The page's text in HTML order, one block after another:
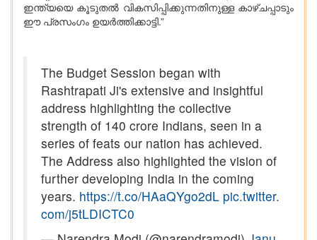
ഇന്ത്യയെ കൂടുതൽ വികസിപ്പിക്കുന്നതിനുള്ള കാഴ്ചപ്പാടും
ഈ പ്രസംഗം ഉയർത്തിക്കാട്ടി.”
The Budget Session began with
Rashtrapati Ji's extensive and insightful
address highlighting the collective
strength of 140 crore Indians, seen in a
series of feats our nation has achieved.
The Address also highlighted the vision of
further developing India in the coming
years. https://t.co/HAaQYgo2dL pic.twitter.
com/j5tLDICTC0